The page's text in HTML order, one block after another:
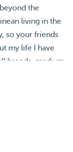
the
living in the
so your friends
my life I have
breeds, medium
makes me
I've given
the chance to
and I have to